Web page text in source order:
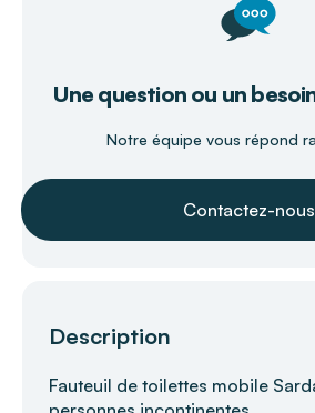
Une question ou un
Notre équipe vous répond
Contactez-nous
Description
Fauteuil de toilettes mobile